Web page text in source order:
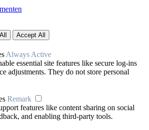
Accept All
Always Active
essential site features like secure log-ins
adjustments. They do not store personal
Remark
features like content sharing on social
and enabling third-party tools.